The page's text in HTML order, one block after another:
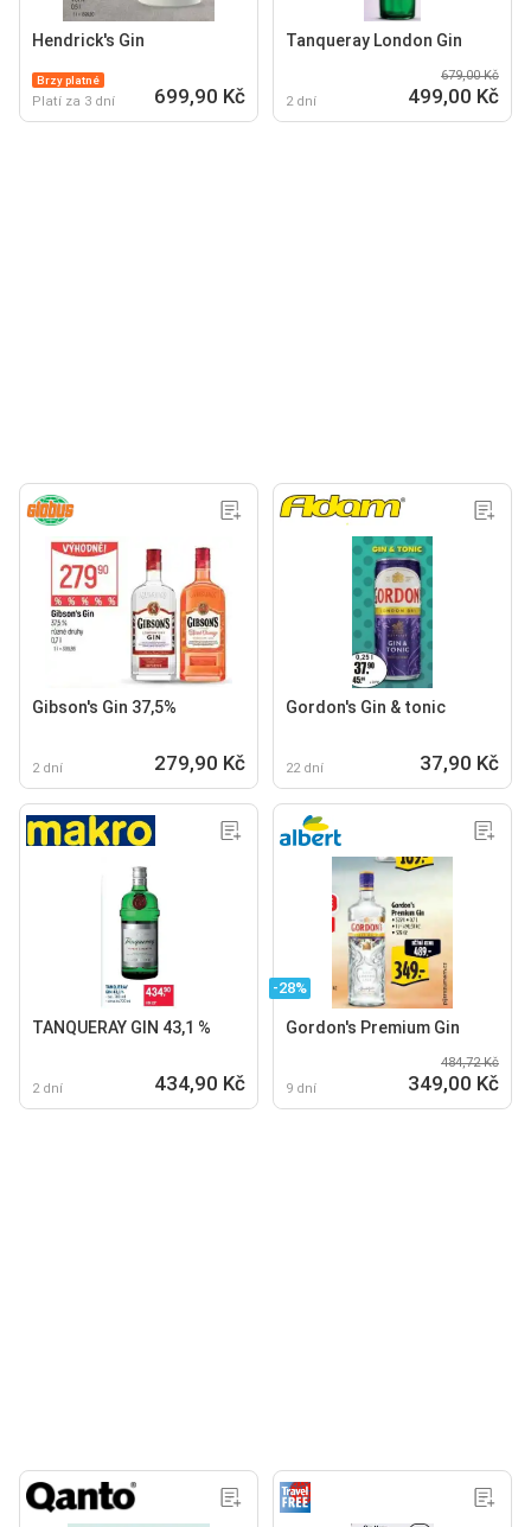
Hendrick's Gin
Brzy platné
Platí za 3 dní 699,90 Kč
Tanqueray London Gin
2 dní
679,00 Kč
499,00 Kč
Gibson's Gin 37,5%
2 dní 279,90 Kč
Gordon's Gin & tonic
22 dní 37,90 Kč
TANQUERAY GIN 43,1 %
2 dní 434,90 Kč
-28%
Gordon's Premium Gin
9 dní
484,72 Kč
349,00 Kč